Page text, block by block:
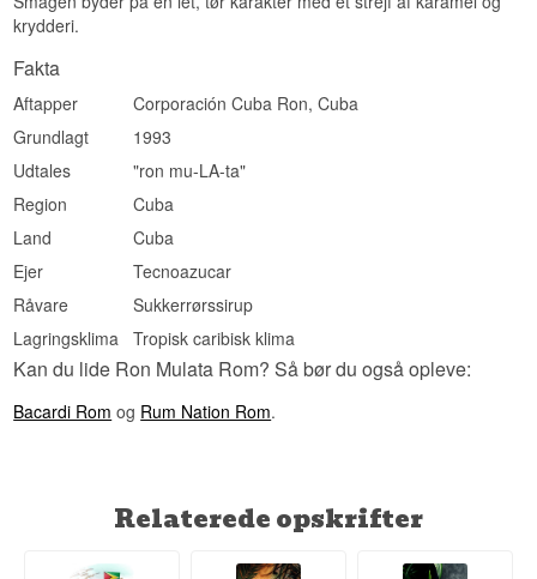
krydderi.
Fakta
Aftapper
Corporación Cuba Ron, Cuba
Grundlagt
1993
Udtales
"ron mu-LA-ta"
Region
Cuba
Land
Cuba
Ejer
Tecnoazucar
Råvare
Sukkerrørssirup
Lagringsklima
Tropisk caribisk klima
Kan du lide Ron Mulata Rom? Så bør du også opleve:
Bacardi Rom og Rum Nation Rom.
Relaterede opskrifter